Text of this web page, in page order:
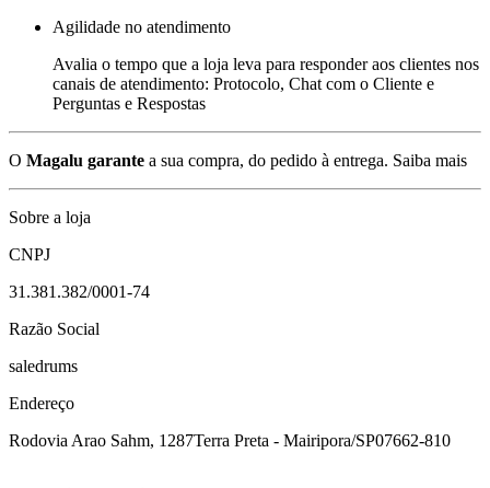
Agilidade no atendimento
Avalia o tempo que a loja leva para responder aos clientes nos
canais de atendimento: Protocolo, Chat com o Cliente e
Perguntas e Respostas
O Magalu garante a sua compra, do pedido à entrega. Saiba mais
Sobre a loja
CNPJ
31.381.382/0001-74
Razão Social
saledrums
Endereço
Rodovia Arao Sahm, 1287Terra Preta - Mairipora/SP07662-810